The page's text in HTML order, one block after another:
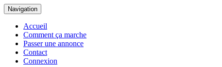
Navigation
Accueil
Comment ça marche
Passer une annonce
Contact
Connexion